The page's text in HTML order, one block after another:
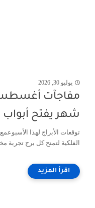
يوليو 30, 2026
شهر يفتح
توقعات الأبراج لهذا
الفلكية لتمنح كل برج تجربة